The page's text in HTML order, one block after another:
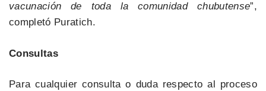
vacunación de toda la comunidad chubutense”,
completó Puratich.
Consultas
Para cualquier consulta o duda respecto al proceso